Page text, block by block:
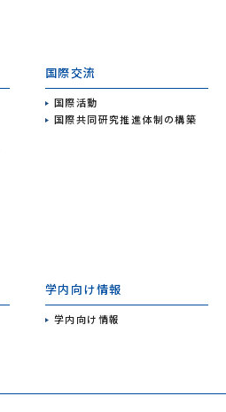
国際交流
国際活動
国際共同研究推進体制の構築
学内向け情報
学内向け情報